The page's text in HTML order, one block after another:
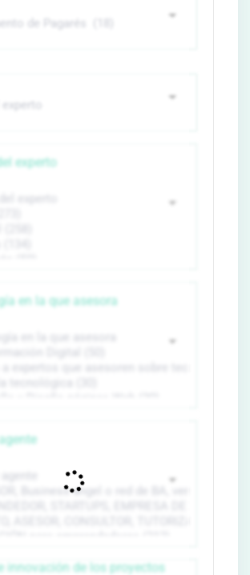
experto
en la que asesora
innovación de los proyectos